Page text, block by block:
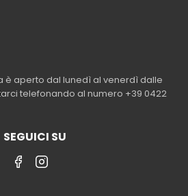
è aperto dal lunedì al venerdì dalle
telefonando al numero +39 0422
SEGUICI SU